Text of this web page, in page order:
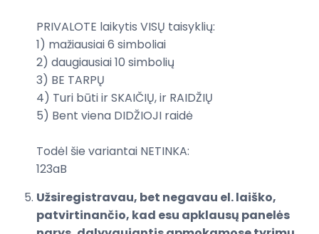
PRIVALOTE laikytis VISŲ taisyklių:
1) mažiausiai 6 simboliai
2) daugiausiai 10 simbolių
3) BE TARPŲ
4) Turi būti ir SKAIČIŲ, ir RAIDŽIŲ
5) Bent viena DIDŽIOJI raidė
Todėl šie variantai NETINKA:
123aB
Užsiregistravau, bet negavau el. laiško,
patvirtinančio, kad esu apklausų panelės